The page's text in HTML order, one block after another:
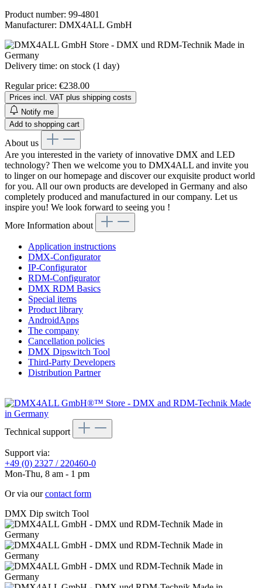
Product number: 99-4801
Manufacturer: DMX4ALL GmbH
Delivery time: on stock (1 day)
Regular price: €238.00
Prices incl. VAT plus shipping costs
Notify me
Add to shopping cart
About us
Are you interested in the variety of innovative DMX and LED
technology? Then we welcome you to DMX4ALL and invite you
to linger on our homepage and discover our exquisite product world
for you. All our own products are developed in Germany and also
completely produced and manufactured in our company. Let us
inspire you! We look forward to seeing you !
More Information about
Application instructions
DMX-Configurator
IP-Configurator
RDM-Configurator
DMX RDM Basics
Special items
Product library
AndroidApps
The company
Cancellation policies
DMX Dipswitch Tool
Third-Party Developers
Distribution Partner
Technical support
Support via:
+49 (0) 2327 / 220460-0
Mon-Thu, 8 am - 1 pm
Or via ourcontact form
DMX Dip switch Tool